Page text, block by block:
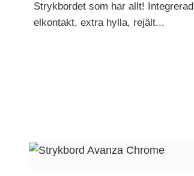
Strykbordet som har allt! Integrerad
elkontakt, extra hylla, rejält...